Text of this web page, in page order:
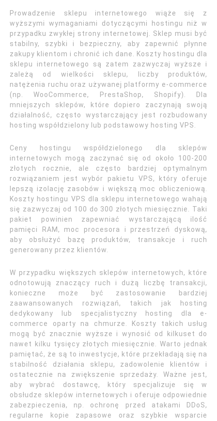
Prowadzenie sklepu internetowego wiąże się z
wyższymi wymaganiami dotyczącymi hostingu niż w
przypadku zwykłej strony internetowej. Sklep musi być
stabilny, szybki i bezpieczny, aby zapewnić płynne
zakupy klientom i chronić ich dane. Koszty hostingu dla
sklepu internetowego są zatem zazwyczaj wyższe i
zależą od wielkości sklepu, liczby produktów,
natężenia ruchu oraz używanej platformy e-commerce
(np. WooCommerce, PrestaShop, Shopify). Dla
mniejszych sklepów, które dopiero zaczynają swoją
działalność, często wystarczający jest rozbudowany
hosting współdzielony lub podstawowy hosting VPS.
Ceny hostingu współdzielonego dla sklepów
internetowych mogą zaczynać się od około 100-200
złotych rocznie, ale często bardziej optymalnym
rozwiązaniem jest wybór pakietu VPS, który oferuje
lepszą izolację zasobów i większą moc obliczeniową.
Koszty hostingu VPS dla sklepu internetowego wahają
się zazwyczaj od 100 do 300 złotych miesięcznie. Taki
pakiet powinien zapewniać wystarczającą ilość
pamięci RAM, moc procesora i przestrzeń dyskową,
aby obsłużyć bazę produktów, transakcje i ruch
generowany przez klientów.
W przypadku większych sklepów internetowych, które
odnotowują znaczący ruch i dużą liczbę transakcji,
konieczne może być zastosowanie bardziej
zaawansowanych rozwiązań, takich jak hosting
dedykowany lub specjalistyczny hosting dla e-
commerce oparty na chmurze. Koszty takich usług
mogą być znacznie wyższe i wynosić od kilkuset do
nawet kilku tysięcy złotych miesięcznie. Warto jednak
pamiętać, że są to inwestycje, które przekładają się na
stabilność działania sklepu, zadowolenie klientów i
ostatecznie na zwiększenie sprzedaży. Ważne jest,
aby wybrać dostawcę, który specjalizuje się w
obsłudze sklepów internetowych i oferuje odpowiednie
zabezpieczenia, np. ochronę przed atakami DDoS,
regularne kopie zapasowe oraz szybkie wsparcie